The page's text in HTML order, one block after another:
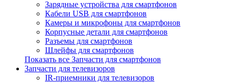
Зарядные устройства для смартфонов
Кабели USB для смартфонов
Камеры и микрофоны для смартфонов
Корпусные детали для смартфонов
Разъемы для смартфонов
Шлейфы для смартфонов
Показать все Запчасти для смартфонов
Запчасти для телевизоров
IR-приемники для телевизоров